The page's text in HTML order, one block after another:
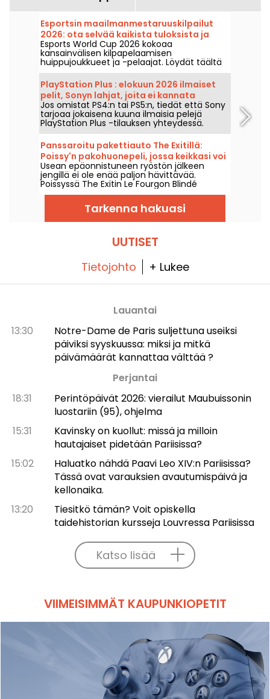
Esportsin maailmanmestaruuskilpailut
2026: ota selvää kaikista tuloksista ja
jokaisen finaalin mestareista
Esports World Cup 2026 kokoaa
kansainvälisen kilpapelaamisen
huippujoukkueet ja -pelaajat. Löydät täältä
loppuotteluiden tulokset, pelitulokset,
jokaisen turnauksen voittajat sekä
seuraavien otteluiden aikataulun.
PlayStation Plus : elokuun 2026 ilmaiset
pelit, Sonyn lahjat, joita ei kannata
missata
Jos omistat PS4:n tai PS5:n, tiedät että Sony
tarjoaa jokaisena kuuna ilmaisia pelejä
PlayStation Plus -tilauksen yhteydessä.
Joten mitkä ovat elokuun 2026 ilmaiset
pelit? Tutustu tämän kuukauden
valikoimaan.
Panssaroitu pakettiauto The Exitillä:
Poissy'n pakohuonepeli, jossa keikkasi voi
vihdoin onnistua
Usean epäonnistuneen ryöstön jälkeen
jengillä ei ole enää paljon hävittävää.
Poissyssä The Exitin Le Fourgon Blindé
asettaa sinut johtamaan ryöstöä, jolla
tavoitellaan mafian johtajan omaisuutta.
Tarkenna hakuasi
UUTISET
Tietojohto + Lukee
Lauantai
13:30
Notre-Dame de Paris suljettuna useiksi
päiviksi syyskuussa: miksi ja mitkä
päivämäärät kannattaa välttää ?
Perjantai
18:31
Perintöpäivät 2026: vierailut Maubuissonin
luostariin (95), ohjelma
15:31
Kavinsky on kuollut: missä ja milloin
hautajaiset pidetään Pariisissa?
15:02
Haluatko nähdä Paavi Leo XIV:n Pariisissa?
Tässä ovat varauksien avautumispäivä ja
kellonaika.
13:20
Tiesitkö tämän? Voit opiskella
taidehistorian kursseja Louvressa Pariisissa
Katso lisää
VIIMEISIMMÄT KAUPUNKIOPETIT